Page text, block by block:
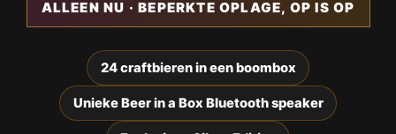
ALLEEN NU · BEPERKTE OPLAGE, OP IS OP
24 craftbieren in een boombox
Unieke Beer in a Box Bluetooth speaker